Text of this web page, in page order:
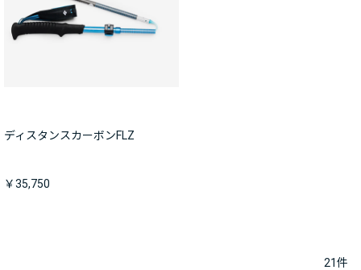
ディスタンスカーボンFLZ
￥35,750
21件